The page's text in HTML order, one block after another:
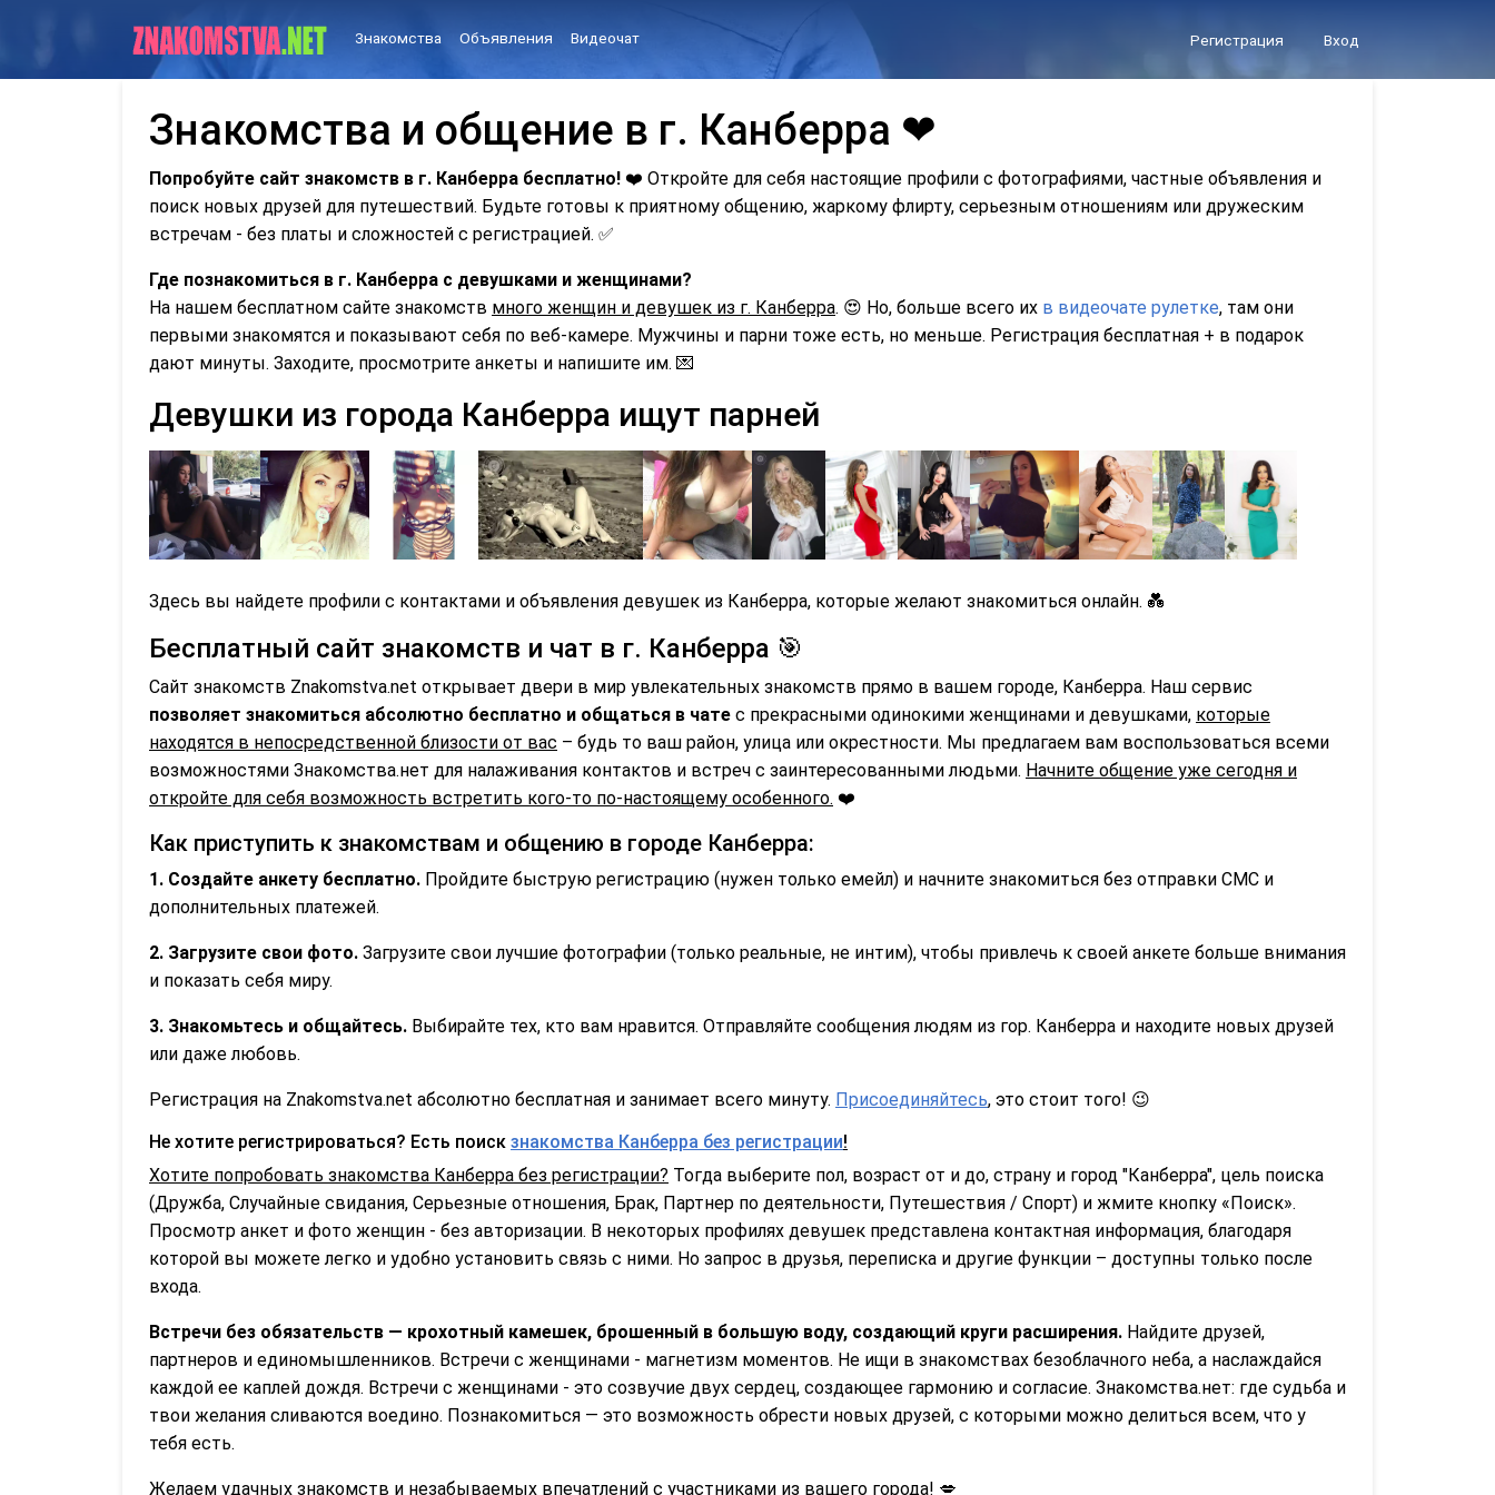
Знакомства Объявления Видеочат Регистрация Вход
Знакомства и общение в г. Канберра ❤
Попробуйте сайт знакомств в г. Канберра бесплатно! ❤️ Откройте для себя настоящие профили с фотографиями, частные объявления и
поиск новых друзей для путешествий. Будьте готовы к приятному общению, жаркому флирту, серьезным отношениям или дружеским
встречам - без платы и сложностей с регистрацией. ✅
Где познакомиться в г. Канберра с девушками и женщинами?
На нашем бесплатном сайте знакомств много женщин и девушек из г. Канберра. 😍 Но, больше всего их в видеочате рулетке, там они
первыми знакомятся и показывают себя по веб-камере. Мужчины и парни тоже есть, но меньше. Регистрация бесплатная + в подарок
дают минуты. Заходите, просмотрите анкеты и напишите им. 💌
Девушки из города Канберра ищут парней
Здесь вы найдете профили с контактами и объявления девушек из Канберра, которые желают знакомиться онлайн. 💑
Бесплатный сайт знакомств и чат в г. Канберра 🎯
Сайт знакомств Znakomstva.net открывает двери в мир увлекательных знакомств прямо в вашем городе, Канберра. Наш сервис
позволяет знакомиться абсолютно бесплатно и общаться в чате с прекрасными одинокими женщинами и девушками, которые
находятся в непосредственной близости от вас – будь то ваш район, улица или окрестности. Мы предлагаем вам воспользоваться всеми
возможностями Знакомства.нет для налаживания контактов и встреч с заинтересованными людьми. Начните общение уже сегодня и
откройте для себя возможность встретить кого-то по-настоящему особенного. ❤️
Как приступить к знакомствам и общению в городе Канберра:
1. Создайте анкету бесплатно. Пройдите быструю регистрацию (нужен только емейл) и начните знакомиться без отправки СМС и
дополнительных платежей.
2. Загрузите свои фото. Загрузите свои лучшие фотографии (только реальные, не интим), чтобы привлечь к своей анкете больше внимания
и показать себя миру.
3. Знакомьтесь и общайтесь. Выбирайте тех, кто вам нравится. Отправляйте сообщения людям из гор. Канберра и находите новых друзей
или даже любовь.
Регистрация на Znakomstva.net абсолютно бесплатная и занимает всего минуту. Присоединяйтесь, это стоит того! 😉
Не хотите регистрироваться? Есть поиск знакомства Канберра без регистрации!
Хотите попробовать знакомства Канберра без регистрации? Тогда выберите пол, возраст от и до, страну и город "Канберра", цель поиска
(Дружба, Случайные свидания, Серьезные отношения, Брак, Партнер по деятельности, Путешествия / Спорт) и жмите кнопку «Поиск».
Просмотр анкет и фото женщин - без авторизации. В некоторых профилях девушек представлена контактная информация, благодаря
которой вы можете легко и удобно установить связь с ними. Но запрос в друзья, переписка и другие функции – доступны только после
входа.
Встречи без обязательств — крохотный камешек, брошенный в большую воду, создающий круги расширения. Найдите друзей,
партнеров и единомышленников. Встречи с женщинами - магнетизм моментов. Не ищи в знакомствах безоблачного неба, а наслаждайся
каждой ее каплей дождя. Встречи с женщинами - это созвучие двух сердец, создающее гармонию и согласие. Знакомства.нет: где судьба и
твои желания сливаются воедино. Познакомиться — это возможность обрести новых друзей, с которыми можно делиться всем, что у
тебя есть.
Желаем удачных знакомств и незабываемых впечатлений с участниками из вашего города! 💋